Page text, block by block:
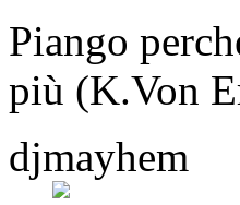
Piango
più (K.Von
djmayhem